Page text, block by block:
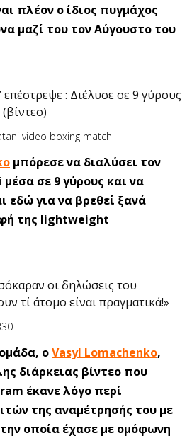
πλέον ο ίδιος πυγμάχος
μαζί του τον Αύγουστο του
επέστρεψε : Διέλυσε σε 9 γύρους
μπόρεσε να διαλύσει τον
μέσα σε 9 γύρους και να
εδώ για να βρεθεί ξανά
της lightweight
οι δηλώσεις του
τί άτομο είναι πραγματικά!»
οVasyl Lomachenko,
διάρκειας βίντεο που
έκανε λόγο περί
της αναμέτρησής του με
οποία έχασε με ομόφωνη